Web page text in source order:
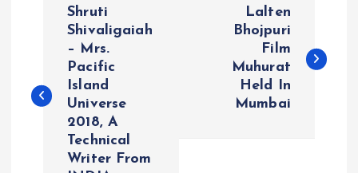
s
t
Shruti
Shivaligaiah
– Mrs.
Pacific
Island
Universe
2018, A
Technical
Writer From
Lalten
Bhojpuri
Film
Muhurat
Held In
Mumbai